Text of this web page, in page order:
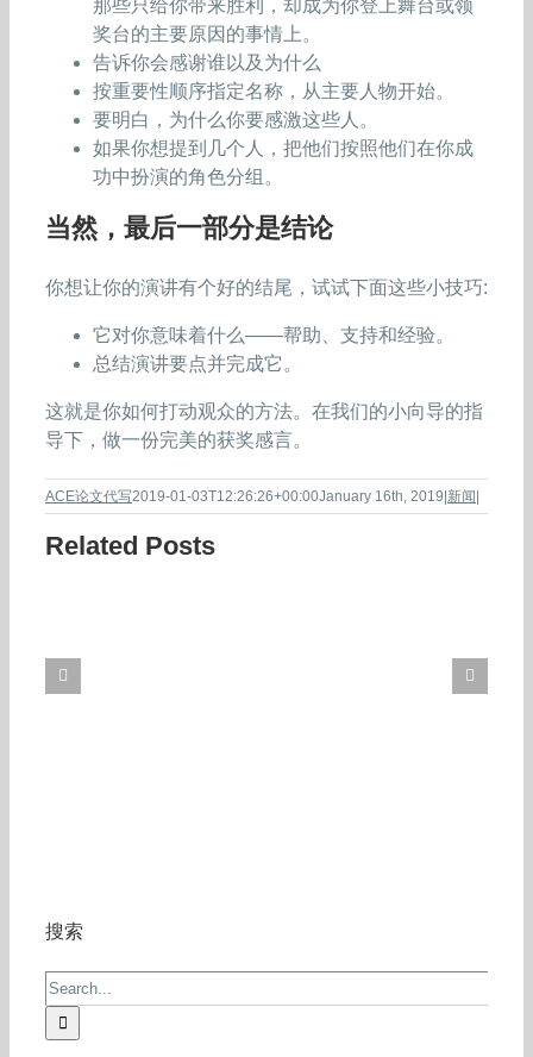
那些只给你带来胜利，却成为你登上舞台或领
奖台的主要原因的事情上。
告诉你会感谢谁以及为什么
按重要性顺序指定名称，从主要人物开始。
要明白，为什么你要感激这些人。
如果你想提到几个人，把他们按照他们在你成
功中扮演的角色分组。
当然，最后一部分是结论
你想让你的演讲有个好的结尾，试试下面这些小技巧:
它对你意味着什么——帮助、支持和经验。
总结演讲要点并完成它。
这就是你如何打动观众的方法。在我们的小向导的指
导下，做一份完美的获奖感言。
ACE论文代写2019-01-03T12:26:26+00:00January 16th, 2019 新闻
Related Posts
搜索
Search
for: